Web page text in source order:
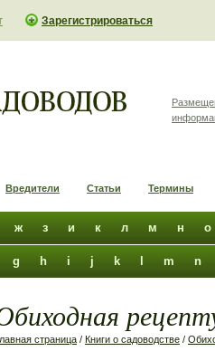
Зарегистрироваться
Вредители Статьи Термины
ж з и к л м н о
g h i j k m n
страница / Книги о садоводстве /